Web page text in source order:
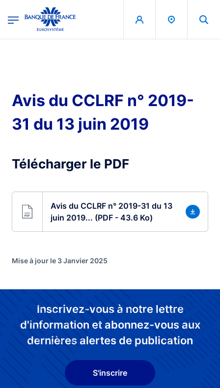
Banque de France - Menu Principal
Avis du CCLRF n° 2019-
31 du 13 juin 2019
Télécharger le PDF
Avis du CCLRF n° 2019-31 du 13
juin 2019... (PDF - 43.6 Ko)
Mise à jour le 3 Janvier 2025
Inscrivez-vous à notre lettre
d'information et abonnez-vous aux
dernières alertes de publication
S'inscrire